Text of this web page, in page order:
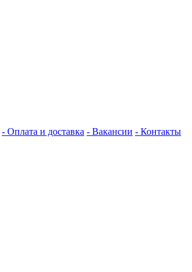
- Оплата и доставка - Вакансии - Контакты